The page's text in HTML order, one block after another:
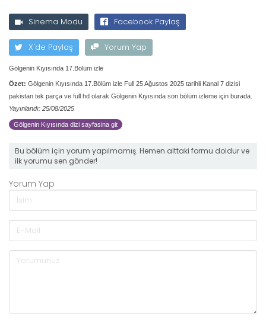
Sinema Modu Facebook Paylaş
X'de Paylaş Yorum Yap
Gölgenin Kıyısında 17.Bölüm izle
Özet: Gölgenin Kıyısında 17.Bölüm izle Full 25 Ağustos 2025 tarihli Kanal 7 dizisi
pakistan tek parça ve full hd olarak Gölgenin Kıyısında son bölüm izleme için burada.
Yayınlandı: 25/08/2025
Gölgenin Kıyısında dizi sayfasina git
Bu bölüm için yorum yapılmamış. Hemen alttaki formu doldur ve
ilk yorumu sen gönder!
Yorum Yap